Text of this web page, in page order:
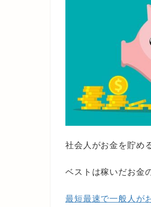
社会人がお金を貯め
ベストは稼いだお金
最短最速で一般人が